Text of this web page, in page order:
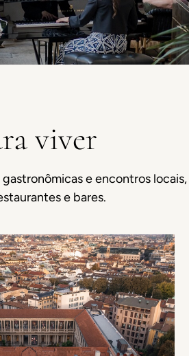
viver
e encontros
e bares.